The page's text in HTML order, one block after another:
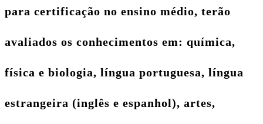
para certificação no ensino médio, terão
avaliados os conhecimentos em: química,
física e biologia, língua portuguesa, língua
estrangeira (inglês e espanhol), artes,